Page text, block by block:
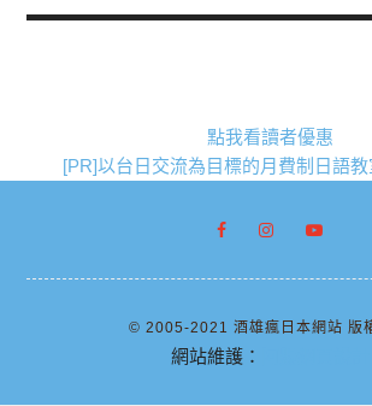
點我看讀者優惠
[PR]以台日交流為目標的月費制日語
© 2005-2021 酒雄瘋日本網站 版
網站維護：